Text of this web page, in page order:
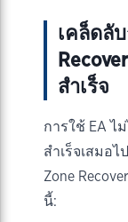
เคล็ดลั
สำเร็จ
การใช้ EA ไ
สำเร็จเสมอ
Zone
นี้: